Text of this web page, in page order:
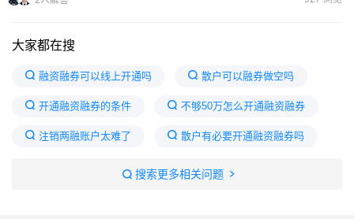
大家都在搜
融资融券可以线上开通吗 散户可以融券做空吗
开通融资融券的条件 不够50万怎么开通融资融券
注销两融账户太难了 散户有必要开通融资融券吗
两融账户一旦开通就不能用了吗
搜索更多相关问题